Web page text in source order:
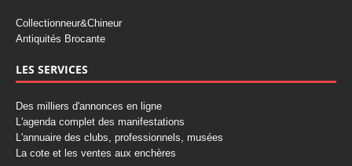
Collectionneur&Chineur
Antiquités Brocante
LES SERVICES
Des milliers d'annonces en ligne
L'agenda complet des manifestations
L'annuaire des clubs, professionnels, musées
La cote et les ventes aux enchères